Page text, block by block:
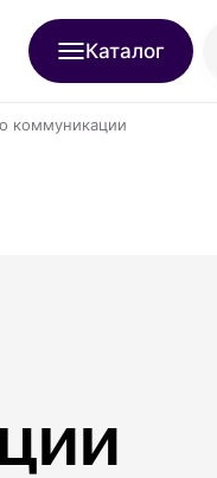
Каталог
коммуникации